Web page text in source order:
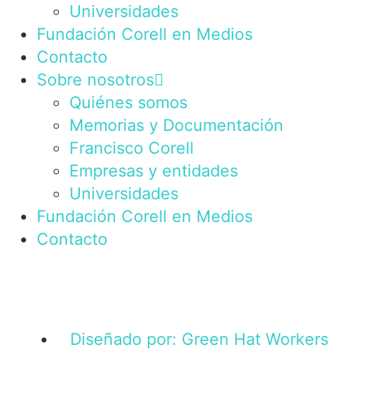
Universidades
Fundación Corell en Medios
Contacto
Sobre nosotros
Quiénes somos
Memorias y Documentación
Francisco Corell
Empresas y entidades
Universidades
Fundación Corell en Medios
Contacto
Diseñado por: Green Hat Workers